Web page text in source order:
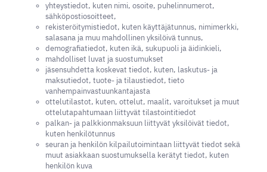
yhteystiedot, kuten nimi, osoite, puhelinnumerot,
sähköpostiosoitteet,
rekisteröitymistiedot, kuten käyttäjätunnus, nimimerkki,
salasana ja muu mahdollinen yksilöivä tunnus,
demografiatiedot, kuten ikä, sukupuoli ja äidinkieli,
mahdolliset luvat ja suostumukset
jäsensuhdetta koskevat tiedot, kuten, laskutus- ja
maksutiedot, tuote- ja tilaustiedot, tieto
vanhempainvastuunkantajasta
ottelutilastot, kuten, ottelut, maalit, varoitukset ja muut
ottelutapahtumaan liittyvät tilastointitiedot
palkan- ja palkkionmaksuun liittyvät yksilöivät tiedot,
kuten henkilötunnus
seuran ja henkilön kilpailutoimintaan liittyvät tiedot sekä
muut asiakkaan suostumuksella kerätyt tiedot, kuten
henkilön kuva